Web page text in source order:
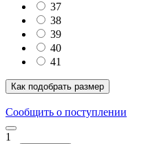
37
38
39
40
41
Как подобрать размер
Сообщить о поступлении
1